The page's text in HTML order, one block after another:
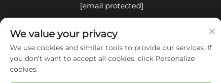
[email protected]
Droits d'auteur © Fujian Diamond Electrical and Mechanical
Equipment Co., Ltd Tous droits réservés
Politique de
We value your privacy
We use cookies and similar tools to provide our services. If
you don't want to accept all cookies, click Personalize
cookies.